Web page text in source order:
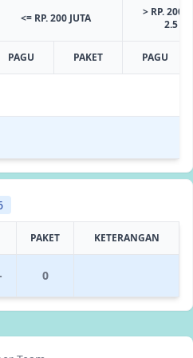
<= RP. 200 JUTA
> RP. 200
2.5
PAGU PAKET PAGU
PAKET KETERANGAN
0